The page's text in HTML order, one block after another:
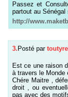
Passez et
partout au
http://
3. Posté par toutyre
Est ce une raison
à travers le Monde
Chére Maitre ,
droit , ou
pas avec des